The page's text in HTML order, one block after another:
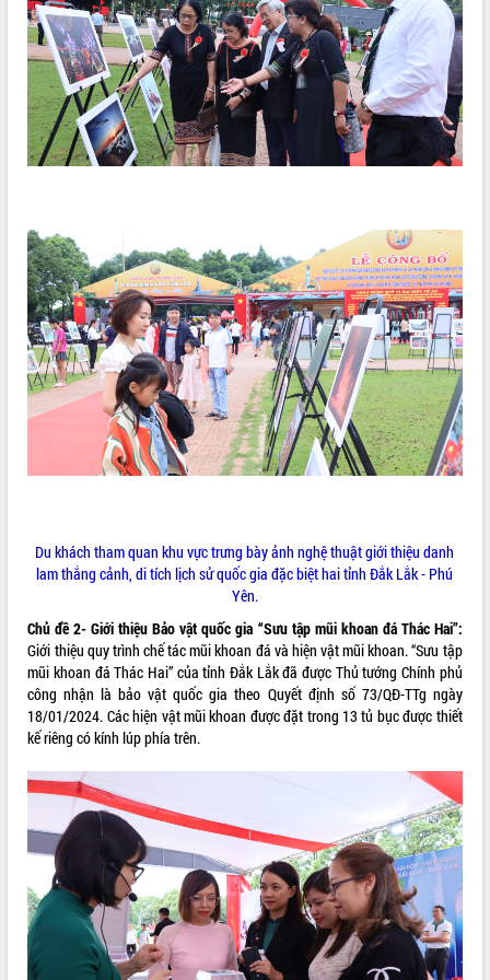
phá cơ chế - Hợp tác công tư
Đề án 06 tạo bước ngoặt đột phá trong
cải cách hành chính tỉnh Đắk Lắk
Kết nối tour, đẩy mạnh chuyển đổi số
để phát triển du lịch Đắk Lắk
Khởi động Dự án Đầu tư xây dựng hạ
tầng kỹ thuật Cụm công nghiệp Tân
niệm 101 năm Ngày Báo chí Cách
mạng Việt Nam
Đắk Lắk sơ kết 4 năm triển khai thực
hiện Đề án 06 của Chính phủ
Họp báo thông tin về Hội nghị Công bố
Quy hoạch và Xúc tiến đầu tư tỉnh Đắk
Lắk
Khơi thông điểm nghẽn, đẩy nhanh
giải ngân vốn khắc phục thiên tai
HĐND tỉnh thông qua điều chỉnh Quy
hoạch tỉnh thời kỳ 2021-2030
tầm nhìn đến năm 2050
Nâng cao hiệu quả hoạt động của các
Hội nghị triển khai kết nối mạng
truyền số liệu chuyên dùng phục vụ cơ
quan Đảng, Nhà nước
Lễ phát động chuỗi hoạt động chung
tay làm sạch môi trường
Xã Ea Kar bước chuyển mình trong
mới
UBND tỉnh họp báo định kỳ tháng 4
năm 2026
Hội thảo khoa học “Giải pháp thúc đẩy
phát triển nền kinh tế xanh tại tỉnh
Đắk Lắk”
Tăng cường giám sát, đôn đốc thực
hiện nhiệm vụ quản lý tài sản công
hàng tuần
Du khách tham quan khu vực trưng bày ảnh nghệ thuật giới thiệu danh
lam thắng cảnh, di tích lịch sử quốc gia đặc biệt hai tỉnh Đắk Lắk - Phú
Yên.
Chủ đề 2- Giới thiệu Bảo vật quốc gia “Sưu tập mũi khoan đá Thác Hai”:
Giới thiệu quy trình chế tác mũi khoan đá và hiện vật mũi khoan. “Sưu tập
mũi khoan đá Thác Hai” của tỉnh Đắk Lắk đã được Thủ tướng Chính phủ
công nhận là bảo vật quốc gia theo Quyết định số 73/QĐ-TTg ngày
18/01/2024. Các hiện vật mũi khoan được đặt trong 13 tủ bục được thiết
kế riêng có kính lúp phía trên.